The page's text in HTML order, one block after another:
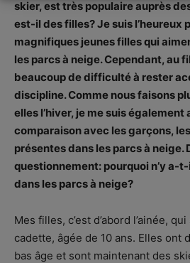
skier, est très populaire auprès
est-il des filles? Je suis l’heureux
magnifiques jeunes filles qui
les parcs à neige. Cependant, au
beaucoup de difficulté à rester
discipline. Comme nous faisons
elles l’hiver, je me suis également
comparaison avec les garçons,
présentes dans les parcs à neige.
questionnement: pourquoi n’y a-
dans les parcs à neige?
Mes filles, c’est d’abord l’ainée,
cadette, âgée de 10 ans. Elles ont
bas âge et sont maintenant des